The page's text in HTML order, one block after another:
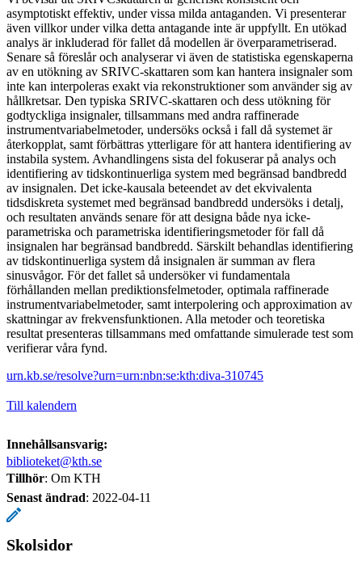
asymptotiskt effektiv, under vissa milda antaganden. Vi presenterar
även villkor under vilka detta antagande inte är uppfyllt. En utökad
analys är inkluderad för fallet då modellen är överparametriserad.
Senare så föreslår och analyserar vi även de statistiska egenskaperna
av en utökning av SRIVC-skattaren som kan hantera insignaler som
inte kan interpoleras exakt via rekonstruktioner som använder sig av
hållkretsar. Den typiska SRIVC-skattaren och dess utökning för
godtyckliga insignaler, tillsammans med andra raffinerade
instrumentvariabelmetoder, undersöks också i fall då systemet är
återkopplat, samt förbättras ytterligare för att hantera identifiering av
instabila system. Avhandlingens sista del fokuserar på analys och
identifiering av tidskontinuerliga system med begränsad bandbredd
av insignalen. Det icke-kausala beteendet av det ekvivalenta
tidsdiskreta systemet med begränsad bandbredd undersöks i detalj,
och resultaten används senare för att designa både nya icke-
parametriska och parametriska identifieringsmetoder för fall då
insignalen har begränsad bandbredd. Särskilt behandlas identifiering
av tidskontinuerliga system då insignalen är summan av flera
sinusvågor. För det fallet så undersöker vi fundamentala
förhållanden mellan prediktionsfelmetoder, optimala raffinerade
instrumentvariabelmetoder, samt interpolering och approximation av
skattningar av frekvensfunktionen. Alla metoder och teoretiska
resultat presenteras tillsammans med omfattande simulerade test som
verifierar våra fynd.
urn.kb.se/resolve?urn=urn:nbn:se:kth:diva-310745
Till kalendern
Innehållsansvarig:
biblioteket@kth.se
Tillhör: Om KTH
Senast ändrad: 2022-04-11
Skolsidor